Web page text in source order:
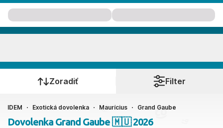
Kedy cestujete?
Ako cestujete?
Zoradiť Filter
IDEM Exotická dovolenka Maurícius Grand Gaube
Dovolenka Grand Gaube 🇲🇺 2026